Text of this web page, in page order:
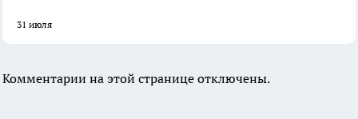
31 июля
Комментарии на этой странице отключены.